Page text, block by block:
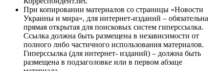
При копировании материалов со страницы «Новости
Украины и мира», для интернет-изданий – обязательна
прямая открытая для поисковых систем гиперссылка.
Ссылка должна быть размещена в независимости от
полного либо частичного использования материалов.
Гиперссылка (для интернет- изданий) – должна быть
размещена в подзаголовке или в первом абзаце